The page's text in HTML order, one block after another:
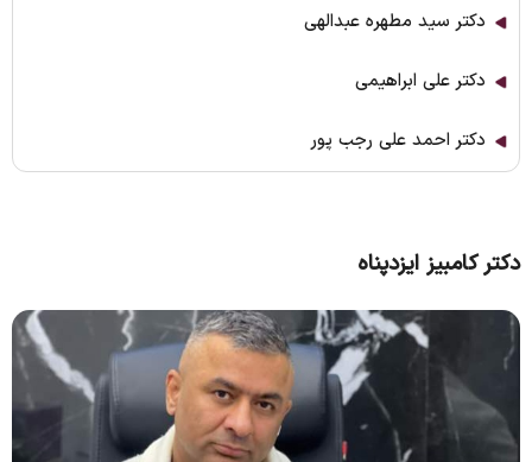
دکتر سید مطهره عبدالهی
دکتر علی ابراهیمی
دکتر احمد علی رجب پور
دکتر کامبیز ایزدپناه